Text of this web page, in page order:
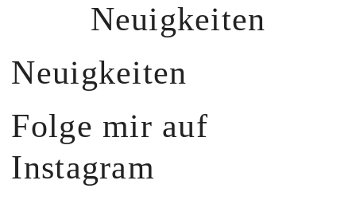
Neuigkeiten
Neuigkeiten
Folge mir auf
Instagram